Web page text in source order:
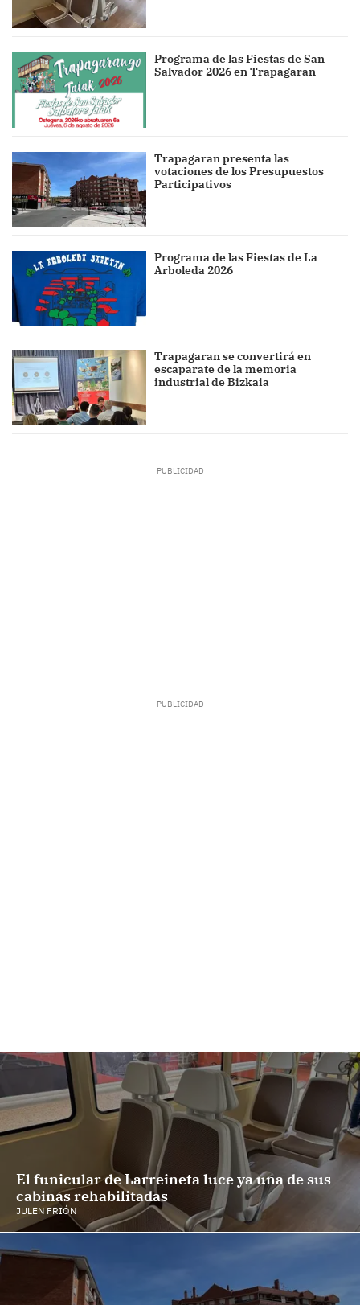
Programa de las Fiestas de San
Salvador 2026 en Trapagaran
Trapagaran presenta las
votaciones de los Presupuestos
Participativos
Programa de las Fiestas de La
Arboleda 2026
Trapagaran se convertirá en
escaparate de la memoria
industrial de Bizkaia
El funicular de Larreineta luce ya una de sus
cabinas rehabilitadas
JULEN FRIÓN